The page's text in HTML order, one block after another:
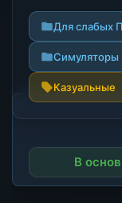
Для слабых
Симуляторы
Казуальные
В